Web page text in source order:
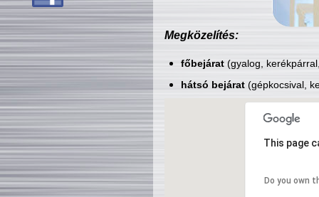
Megközelítés:
főbejárat(gyalog,
hátsó bejárat(gépkocsival,
This page
Do you own